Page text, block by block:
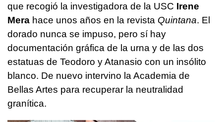
que recogió la investigadora de la USC Irene
Mera hace unos años en la revista Quintana. El
dorado nunca se impuso, pero sí hay
documentación gráfica de la urna y de las dos
estatuas de Teodoro y Atanasio con un insólito
blanco. De nuevo intervino la Academia de
Bellas Artes para recuperar la neutralidad
granítica.